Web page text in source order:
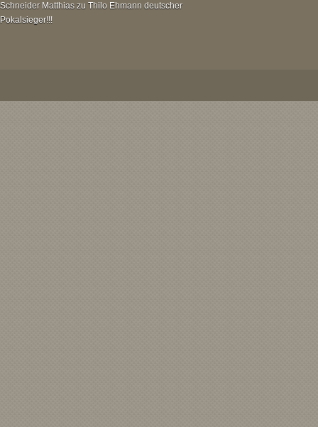
Schneider Matthias zu Thilo Ehmann deutscher
Pokalsieger!!!